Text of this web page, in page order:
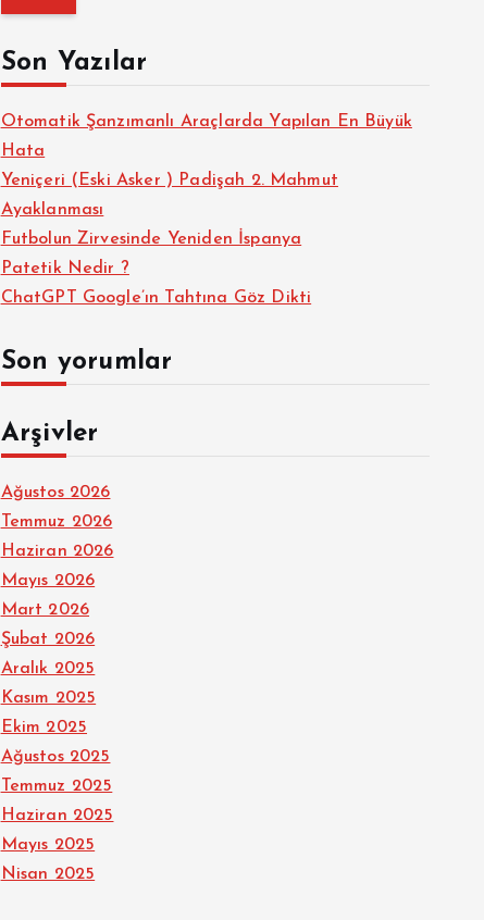
m
:Son Yazılar
Otomatik Şanzımanlı Araçlarda Yapılan En Büyük
Hata
Yeniçeri (Eski Asker ) Padişah 2. Mahmut
Ayaklanması
Futbolun Zirvesinde Yeniden İspanya
Patetik Nedir ?
ChatGPT Google’ın Tahtına Göz Dikti
Son yorumlar
Arşivler
Ağustos 2026
Temmuz 2026
Haziran 2026
Mayıs 2026
Mart 2026
Şubat 2026
Aralık 2025
Kasım 2025
Ekim 2025
Ağustos 2025
Temmuz 2025
Haziran 2025
Mayıs 2025
Nisan 2025